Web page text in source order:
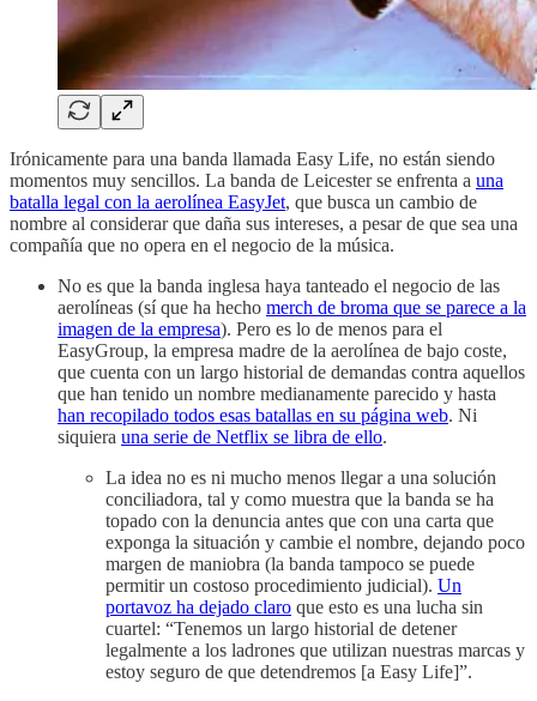
Irónicamente para una banda llamada Easy Life, no están siendo
momentos muy sencillos. La banda de Leicester se enfrenta a una
batalla legal con la aerolínea EasyJet, que busca un cambio de
nombre al considerar que daña sus intereses, a pesar de que sea una
compañía que no opera en el negocio de la música.
No es que la banda inglesa haya tanteado el negocio de las
aerolíneas (sí que ha hecho merch de broma que se parece a la
imagen de la empresa). Pero es lo de menos para el
EasyGroup, la empresa madre de la aerolínea de bajo coste,
que cuenta con un largo historial de demandas contra aquellos
que han tenido un nombre medianamente parecido y hasta
han recopilado todos esas batallas en su página web. Ni
siquiera una serie de Netflix se libra de ello.
La idea no es ni mucho menos llegar a una solución
conciliadora, tal y como muestra que la banda se ha
topado con la denuncia antes que con una carta que
exponga la situación y cambie el nombre, dejando poco
margen de maniobra (la banda tampoco se puede
permitir un costoso procedimiento judicial). Un
portavoz ha dejado claro que esto es una lucha sin
cuartel: “Tenemos un largo historial de detener
legalmente a los ladrones que utilizan nuestras marcas y
estoy seguro de que detendremos [a Easy Life]”.